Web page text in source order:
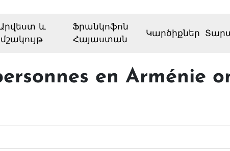
և
մշակույթ
Ֆրանկոֆոն
Հայաստան
Կարծիքներ
en Arménie